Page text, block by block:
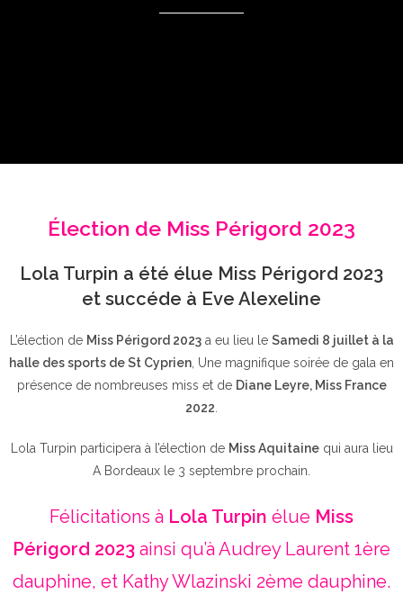
Élection de Miss Périgord 2023
Lola Turpin a été élue Miss Périgord 2023
et succéde à Eve Alexeline
L’élection de Miss Périgord 2023a eu lieu le Samedi 8 juillet à la
halle des sports de St Cyprien , Une magnifique soirée de gala en
présence de nombreuses miss et de Diane Leyre, Miss France
2022
Lola Turpin participera à l’élection de Miss Aquitainequi aura lieu
A Bordeaux le 3 septembre prochain.
Félicitations à Lola Turpin élue Miss
Périgord 2023 ainsi qu’à Audrey Laurent 1ère
dauphine, et Kathy Wlazinski 2ème dauphine.